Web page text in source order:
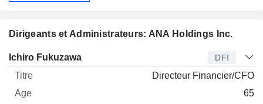
Dirigeants et Administrateurs: ANA Holdings Inc.
Dirigeant Titre Age
Ichiro Fukuzawa DFI
Directeur Financier/CFO
65